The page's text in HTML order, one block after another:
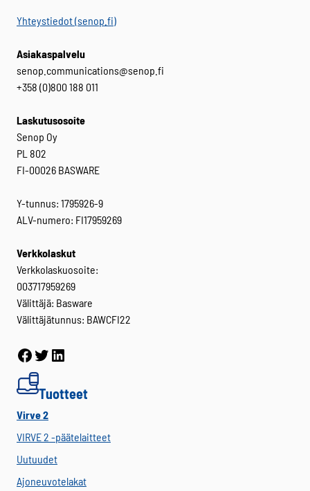
Yhteystiedot (senop.fi)
Asiakaspalvelu
senop.communications@senop.fi
+358 (0)800 188 011
Laskutusosoite
Senop Oy
PL 802
FI-00026 BASWARE
Y-tunnus: 1795926-9
ALV-numero: FI17959269
Verkkolaskut
Verkkolaskuosoite:
003717959269
Välittäjä: Basware
Välittäjätunnus: BAWCFI22
Tuotteet
Virve 2
VIRVE 2 -päätelaitteet
Uutuudet
Ajoneuvotelakat